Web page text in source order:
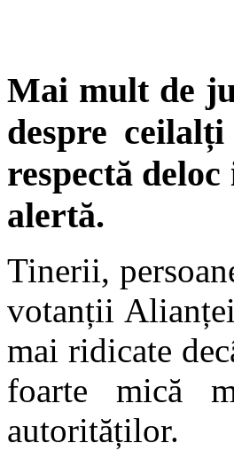
Mai mult de
despre
respectă
alertă.
Tinerii,
votanții
mai ridicate
foarte mică
autorităților.